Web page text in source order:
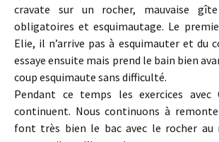
cravate sur un rocher, mauvaise
obligatoires et esquimautage. Le
Elie, il n’arrive pas à esquimauter et du
essaye ensuite mais prend le bain bien
coup esquimaute sans difficulté.
Pendant ce temps les exercices avec
continuent. Nous continuons à
font très bien le bac avec le rocher au